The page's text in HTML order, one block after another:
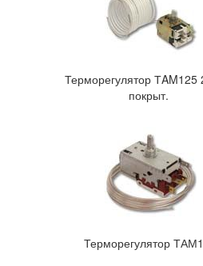
Терморегулятор ТAM125
покрыт.
Терморегулятор